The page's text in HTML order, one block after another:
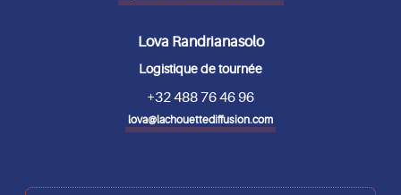
Lova Randrianasolo
Logistique de tournée
+32 488 76 46 96
lova@lachouettediffusion.com